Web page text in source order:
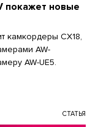
покажет новые
камкордеры CX18,
AW-
AW-UE5.
СТАТЬЯ